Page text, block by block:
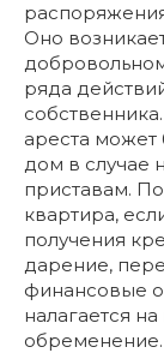
Оно
ряда
ареста может
дом в случае
приставам.
квартира,
получения
дарение,
финансовые
налагается